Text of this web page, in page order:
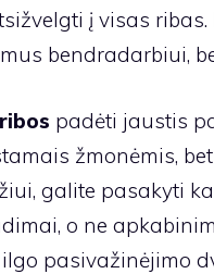
į visas
bendradarbiui,
padėti jaustis
žmonėmis,
galite pasakyti
o ne
pasivažinėjimo